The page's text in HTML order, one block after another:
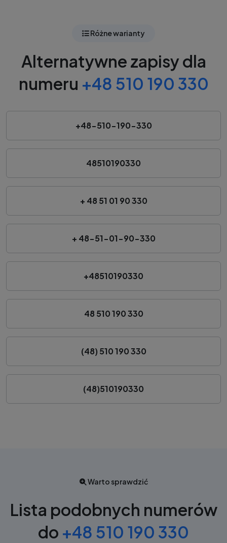
Różne warianty
Alternatywne zapisy dla
numeru +48 510 190 330
+48-510-190-330
48510190330
+ 48 51 01 90 330
+ 48-51-01-90-330
+48510190330
48 510 190 330
(48) 510 190 330
(48)510190330
Warto sprawdzić
Lista podobnych numerów
do +48 510 190 330